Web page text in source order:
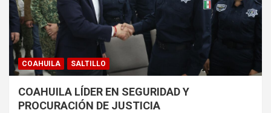
COAHUILA SALTILLO
COAHUILA LÍDER EN SEGURIDAD Y
PROCURACIÓN DE JUSTICIA